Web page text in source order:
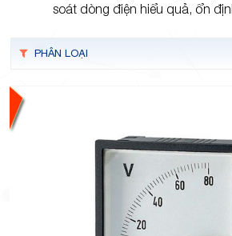
Minh
soát dòng điện hiểu quả, ổn
PHÂN LOẠI